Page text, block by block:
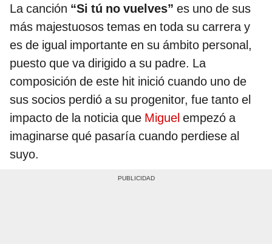
La canción “Si tú no vuelves” es uno de sus
más majestuosos temas en toda su carrera y
es de igual importante en su ámbito personal,
puesto que va dirigido a su padre. La
composición de este hit inició cuando uno de
sus socios perdió a su progenitor, fue tanto el
impacto de la noticia que Miguel empezó a
imaginarse qué pasaría cuando perdiese al
suyo.